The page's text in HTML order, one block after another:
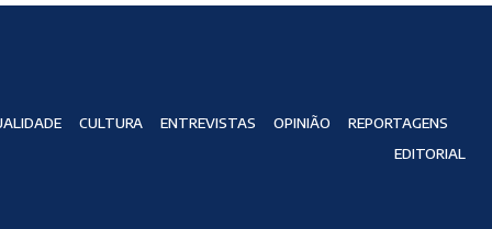
CULTURA ENTREVISTAS OPINIÃO
REPORTAGENS
EDITORIAL